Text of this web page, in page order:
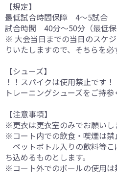
【規定】
最低試合時間保障 4～5試合
試合時間 40分～50分（最低保
※ 大会当日までの当日のスケ
りいたしますので、そちらを必
【シューズ】
！！スパイクは使用禁止です！
トレーニングシューズをご持参
【注意事項】
※更衣は更衣室のみでお願いし
※コート内での飲食・喫煙は禁
ペットボトル入りの飲料等
ち込めるものとします。
※コート外でのボールの使用は